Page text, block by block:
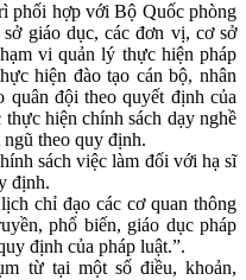
phối hợp với Bộ Quốc phòng
giáo dục, các đơn vị, cơ sở
vi quản lý thực hiện pháp
hiện đào tạo cán bộ, nhân
quân đội theo quyết định của
hiện chính sách dạy nghề
theo quy định.
sách việc làm đối với hạ sĩ
định.
chỉ đạo các cơ quan thông
phổ biến, giáo dục pháp
định của pháp luật.”.
từ tại một số điều, khoản,